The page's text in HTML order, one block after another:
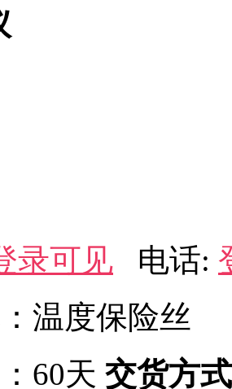
录可见 电话:
温度保险丝
60天 交货方